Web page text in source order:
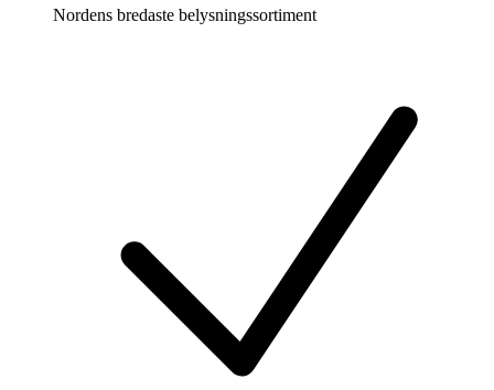
Nordens bredaste belysningssortiment